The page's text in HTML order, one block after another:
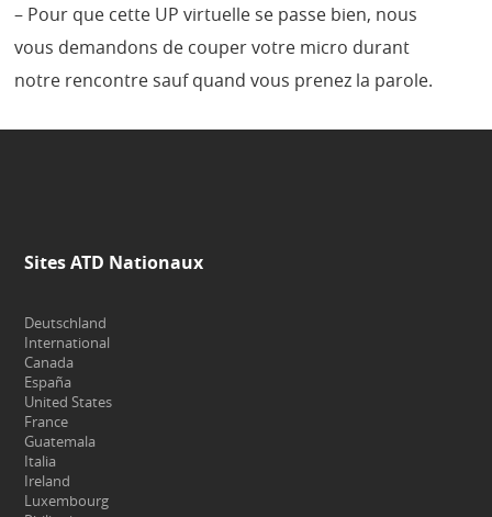
– Pour que cette UP virtuelle se passe bien, nous
vous demandons de couper votre micro durant
notre rencontre sauf quand vous prenez la parole.
Sites ATD Nationaux
Deutschland
International
Canada
España
United States
France
Guatemala
Italia
Ireland
Luxembourg